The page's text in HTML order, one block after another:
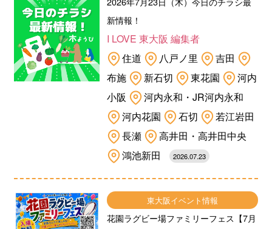
新情報！
I LOVE 東大阪 編集者
住道
八戸ノ里
吉田
布施
新石切 東花園
河内
小阪
河内永和・JR河内永和
河内花園
石切
若江岩田
長瀬
高井田・高井田中央
鴻池新田
2026.07.23
東大阪イベント情報
花園ラグビー場ファミリーフェス【7月